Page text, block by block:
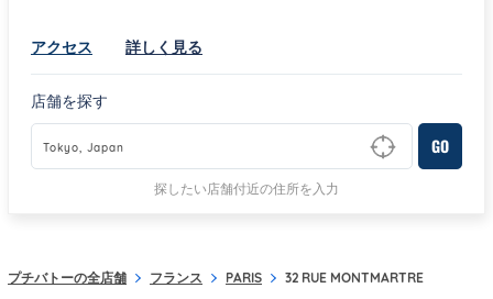
アクセス Link Opens in New Tab
詳しく見る
店舗を探す
GO
探したい店舗付近の住所を入力
プチバトーの全店舗 フランス PARIS 32 RUE MONTMARTRE